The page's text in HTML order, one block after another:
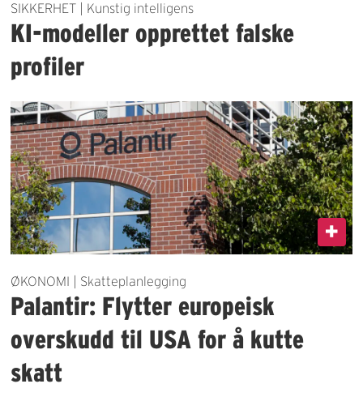
SIKKERHET | Kunstig intelligens
KI-modeller opprettet falske
profiler
ØKONOMI | Skatteplanlegging
Palantir: Flytter europeisk
overskudd til USA for å kutte
skatt